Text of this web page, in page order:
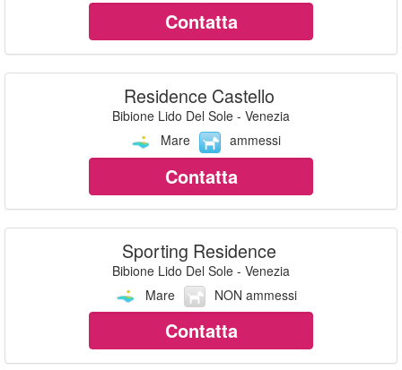
Contatta
Residence Castello
Bibione Lido Del Sole - Venezia
Mare
ammessi
Contatta
Sporting Residence
Bibione Lido Del Sole - Venezia
Mare
NON ammessi
Contatta